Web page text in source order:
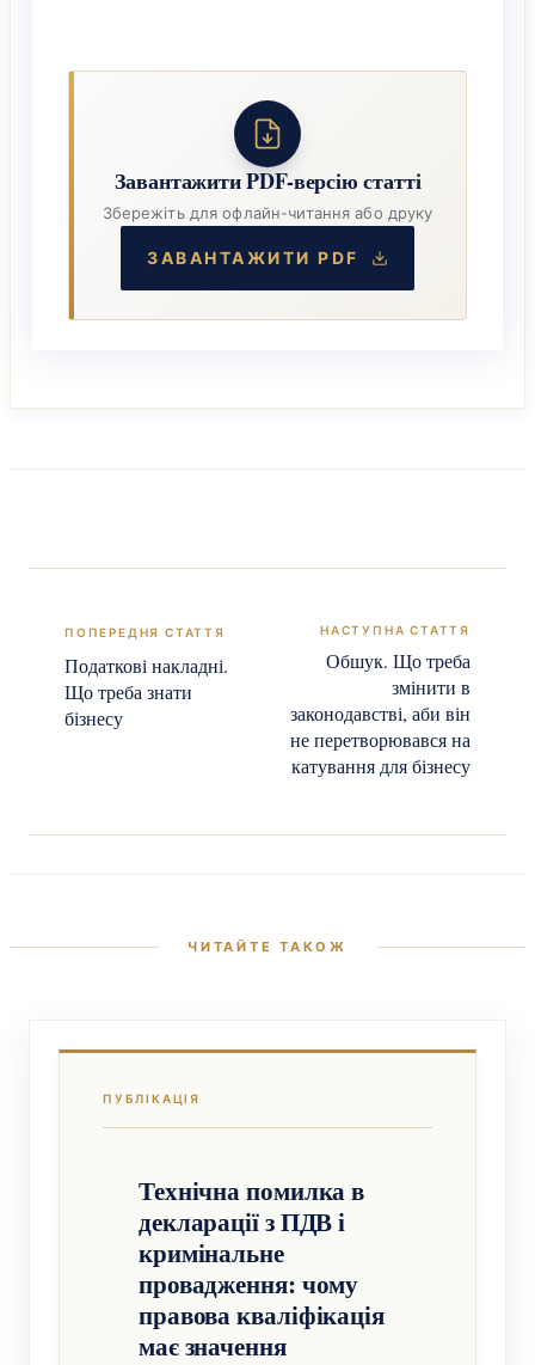
Завантажити PDF-версію статті
Збережіть для офлайн-читання або друку
ЗАВАНТАЖИТИ PDF
Податкові накладні.
Що треба знати
бізнесу
Обшук. Що треба
змінити в
законодавстві, аби він
не перетворювався на
катування для бізнесу
Технічна помилка в
декларації з ПДВ і
кримінальне
провадження: чому
правова кваліфікація
має значення